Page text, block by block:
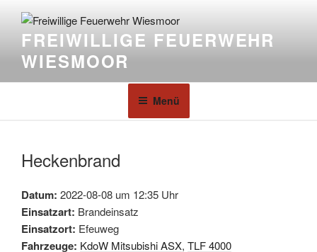
FREIWILLIGE FEUERWEHR
WIESMOOR
Menü
Heckenbrand
Datum: 2022-08-08 um 12:35 Uhr
Einsatzart: Brandeinsatz
Einsatzort: Efeuweg
Fahrzeuge: KdoW Mitsubishi ASX, TLF 4000